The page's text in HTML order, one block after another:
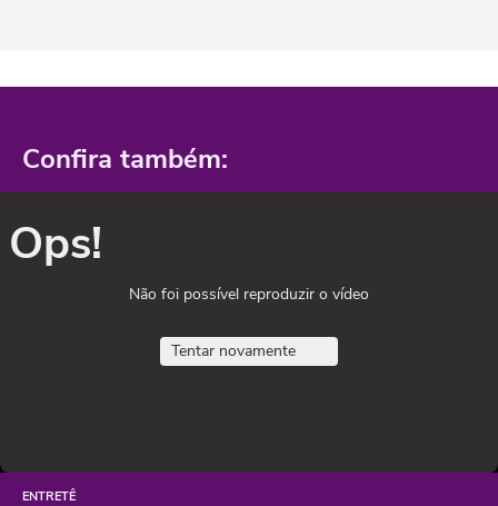
Confira também:
Ops!
Não foi possível reproduzir o vídeo
Tentar novamente
ENTRETÊ